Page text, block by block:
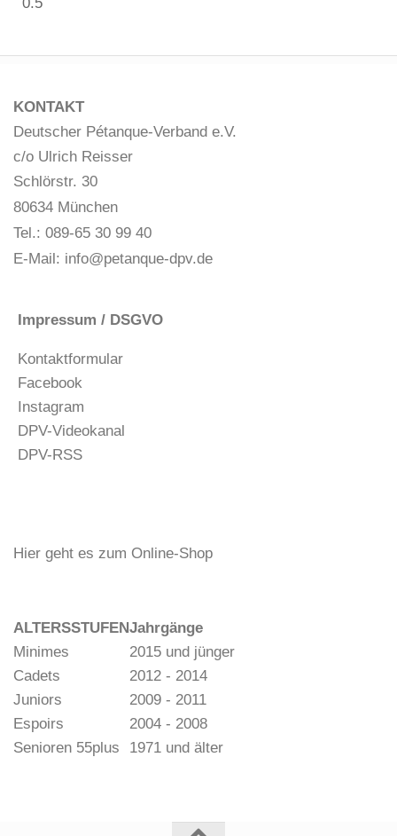
KONTAKT
Deutscher Pétanque-Verband e.V.
c/o Ulrich Reisser
Schlörstr. 30
80634 München
Tel.: 089-65 30 99 40
E-Mail: info@petanque-dpv.de
Impressum / DSGVO
Kontaktformular
Facebook
Instagram
DPV-Videokanal
DPV-RSS
Hier geht es zum Online-Shop
ALTERSSTUFENJahrgänge
Minimes
2015 und jünger
Cadets
2012 - 2014
Juniors
2009 - 2011
Espoirs
2004 - 2008
Senioren 55plus
1971 und älter